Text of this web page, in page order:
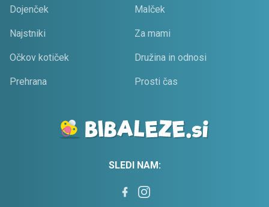
Dojenček Malček
Najstniki Za mami
Očkov kotiček Družina in odnosi
Prehrana Prosti čas
SLEDI NAM: